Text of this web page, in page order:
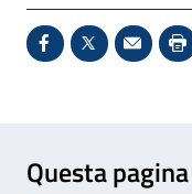
Condividi su
X - SitoInvio
Questa